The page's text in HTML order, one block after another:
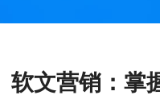
软文营销：掌